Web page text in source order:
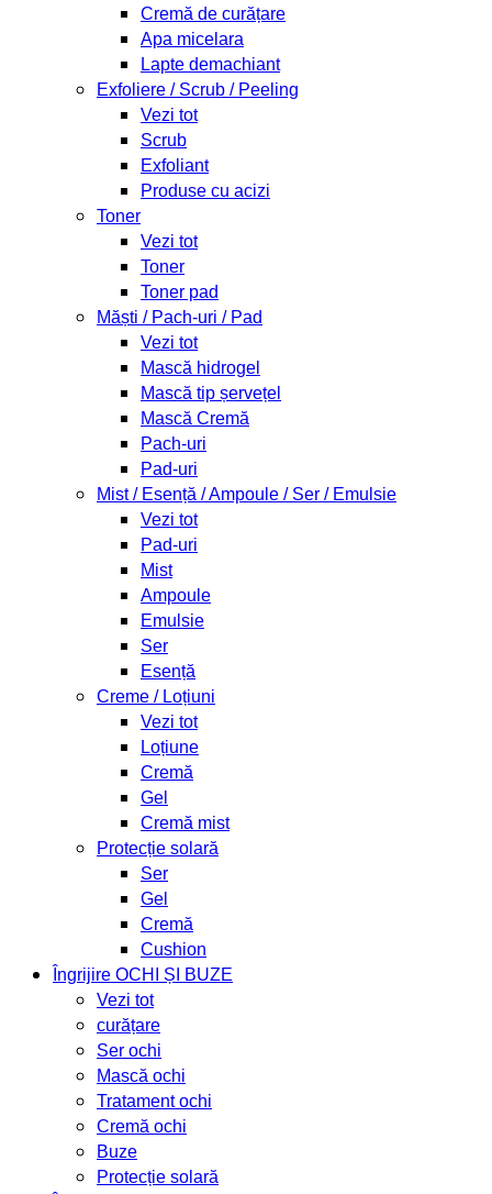
Cremă de curățare
Apa micelara
Lapte demachiant
Exfoliere / Scrub / Peeling
Vezi tot
Scrub
Exfoliant
Produse cu acizi
Toner
Vezi tot
Toner
Toner pad
Măști / Pach-uri / Pad
Vezi tot
Mască hidrogel
Mască tip șervețel
Mască Cremă
Pach-uri
Pad-uri
Mist / Esență / Ampoule / Ser / Emulsie
Vezi tot
Pad-uri
Mist
Ampoule
Emulsie
Ser
Esență
Creme / Loțiuni
Vezi tot
Loțiune
Cremă
Gel
Cremă mist
Protecție solară
Ser
Gel
Cremă
Cushion
Îngrijire OCHI ȘI BUZE
Vezi tot
curățare
Ser ochi
Mască ochi
Tratament ochi
Cremă ochi
Buze
Protecție solară